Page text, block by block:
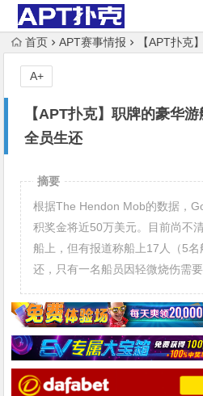
首页 APT赛事情报 【APT扑克】职
【APT扑克】职牌的豪华
全员生还
A+
摘要
根据The Hendon Mob的数据，
积奖金将近50万美元。目前尚不
船上，但有报道称船上17人（5
还，只有一名船员因轻微烧伤需要